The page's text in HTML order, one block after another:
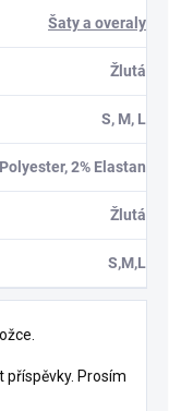
Šaty a overaly
Žlutá
S, M, L
2% Elastan
Žlutá
S,M,L
Prosím